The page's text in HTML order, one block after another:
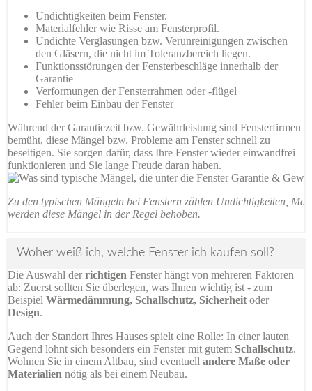
Undichtigkeiten beim Fenster.
Materialfehler wie Risse am Fensterprofil.
Undichte Verglasungen bzw. Verunreinigungen zwischen
den Gläsern, die nicht im Toleranzbereich liegen.
Funktionsstörungen der Fensterbeschläge innerhalb der
Garantie
Verformungen der Fensterrahmen oder -flügel
Fehler beim Einbau der Fenster
Während der Garantiezeit bzw. Gewährleistung sind Fensterfirmen
bemüht, diese Mängel bzw. Probleme am Fenster schnell zu
beseitigen. Sie sorgen dafür, dass Ihre Fenster wieder einwandfrei
funktionieren und Sie lange Freude daran haben.
Zu den typischen Mängeln bei Fenstern zählen Undichtigkeiten,
werden diese Mängel in der Regel behoben.
Woher weiß ich, welche Fenster ich kaufen soll?
Die Auswahl derrichtigen Fenster hängt von mehreren Faktoren
ab: Zuerst sollten Sie überlegen, was Ihnen wichtig ist - zum
Beispiel Wärmedämmung, Schallschutz, Sicherheit oder
Design.
Auch der Standort Ihres Hauses spielt eine Rolle: In einer lauten
Gegend lohnt sich besonders ein Fenster mit gutem Schallschutz.
Wohnen Sie in einem Altbau, sind eventuell andere Maße oder
Materialien nötig als bei einem Neubau.